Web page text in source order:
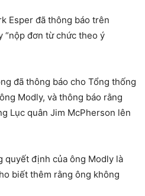
Esper đã thông báo trên
“nộp đơn từ chức theo ý
đã thông báo cho Tổng thống
Modly, và thông báo rằng
Lục quân Jim McPherson lên
quyết định của ông Modly là
biết thêm rằng ông không